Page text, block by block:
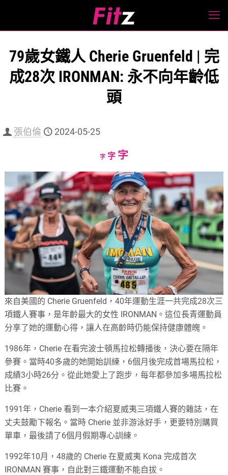
79歲女鐵人 Cherie Gruenfeld | 完
成28次 IRONMAN: 永不向年齡低
頭
張伯倫 2024-05-25
字Decrease
size.
字Reset
size.
字Increase
size.
來自美國的 Cherie Gruenfeld，40年運動生涯一共完成28次三
項鐵人賽事，是年齡最大的女性 IRONMAN。這位長青運動員
分享了她的運動心得，讓人在高齡時仍能保持健康體魄。
1986年，Cherie 在看完波士頓馬拉松轉播後，決心要在隔年
參賽。當時40多歲的她開始訓練，6個月後完成首場馬拉松，
成績3小時26分。從此她愛上了跑步，每年都參加多場馬拉松
比賽。
1991年，Cherie 看到一本介紹夏威夷三項鐵人賽的雜誌，在
丈夫鼓勵下報名。當時 Cherie 並非游泳好手，更要特別購買
單車，最後請了6個月假期專心訓練。
1992年10月，48歲的 Cherie 在夏威夷 Kona 完成首次
IRONMAN 賽事，自此對三鐵運動不能自拔。